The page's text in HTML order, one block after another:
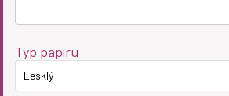
Typ papíru
Lesklý